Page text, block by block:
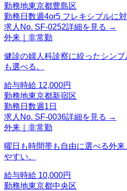
勤務地東京都豊島区
勤務日数週4or5 フレキシブルに
求人No. SF-0252詳細を見る →
外来｜非常勤
健診の婦人科診察に絞ったシン
も選べる。
給与時給 12,000円
勤務地東京都新宿区
勤務日数週1日
求人No. SF-0036詳細を見る →
外来｜非常勤
曜日も時間帯も自由に選べる外
やすい。
給与時給 10,000円
勤務地東京都中央区